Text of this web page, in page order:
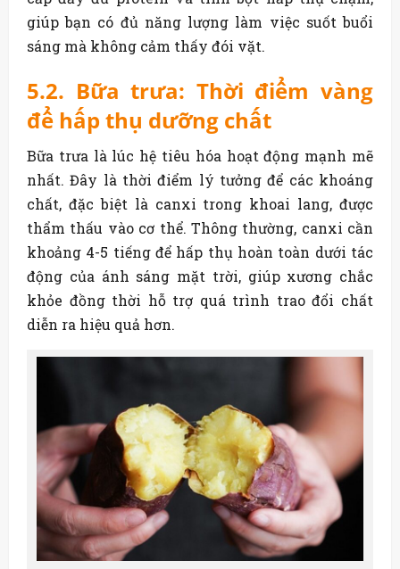
giúp bạn có đủ năng lượng làm việc suốt buổi
sáng mà không cảm thấy đói vặt.
5.2. Bữa trưa: Thời điểm vàng
để hấp thụ dưỡng chất
Bữa trưa là lúc hệ tiêu hóa hoạt động mạnh mẽ
nhất. Đây là thời điểm lý tưởng để các khoáng
chất, đặc biệt là canxi trong khoai lang, được
thẩm thấu vào cơ thể. Thông thường, canxi cần
khoảng 4-5 tiếng để hấp thụ hoàn toàn dưới tác
động của ánh sáng mặt trời, giúp xương chắc
khỏe đồng thời hỗ trợ quá trình trao đổi chất
diễn ra hiệu quả hơn.